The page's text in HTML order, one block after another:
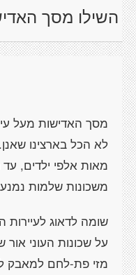
השילו מסך
מסך האדישות מעל
לא הכל בארצינו שאנן.
מאות אלפי ילדים,
משכונות שלמות
שומה לדאוג לעיירות
על שכונות העוני אור
מזי פת-לחם למאבק